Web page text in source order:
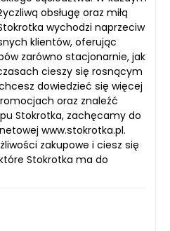
obsługę oraz miłą
wychodzi naprzeciw
klientów, oferując
zarówno stacjonarnie, jak
cieszy się rosnącym
dowiedzieć się więcej
oraz znaleźć
Stokrotka, zachęcamy do
www.stokrotka.pl.
zakupowe i ciesz się
Stokrotka ma do